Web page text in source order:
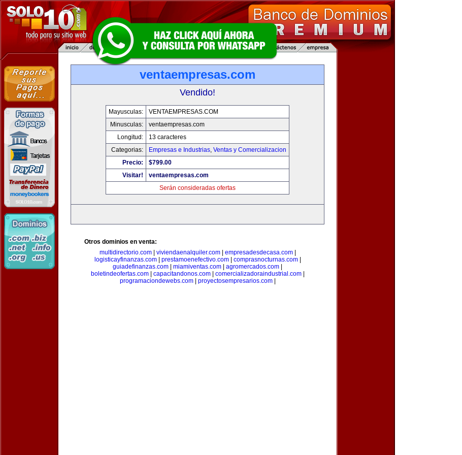
ventaempresas.com
Vendido!
Mayusculas:
VENTAEMPRESAS.COM
Minusculas:
ventaempresas.com
Longitud:
13 caracteres
Categorias:
Empresas e Industrias, Ventas y Comercializacion
Precio:
$799.00
Visitar!
ventaempresas.com
Serán consideradas ofertas
Otros dominios en venta:
multidirectorio.com| viviendaenalquiler.com| empresadesdecasa.com|
logisticayfinanzas.com| prestamoenefectivo.com| comprasnocturnas.com|
guiadefinanzas.com
miamiventas.com agromercados.com
boletindeofertas.com| capacitandonos.com| comercializadoraindustrial.com|
programaciondewebs.com| proyectosempresarios.com|